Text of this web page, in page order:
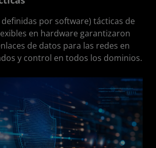
definidas por software) tácticas de
en hardware garantizaron
de datos para las redes en
y control en todos los dominios.